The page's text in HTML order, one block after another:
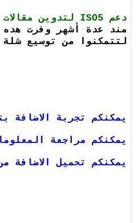
دعم ISO5 لتدوين مقالات خاصة بال IPAD :
لتتمكنوا من توسيع
يمكنكم تجربة الاضافة
يمكنكم مراجعة
يمكنكم تحميل الاضافة